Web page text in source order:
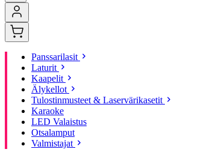
Panssarilasit
Laturit
Kaapelit
Älykellot
Tulostinmusteet & Laservärikasetit
Karaoke
LED Valaistus
Otsalamput
Valmistajat